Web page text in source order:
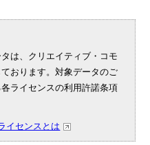
は、クリエイティブ・コモ
おります。対象データのご
ライセンスの利用許諾条項
イセンスとは